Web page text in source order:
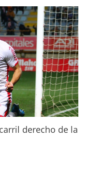
derecho de la